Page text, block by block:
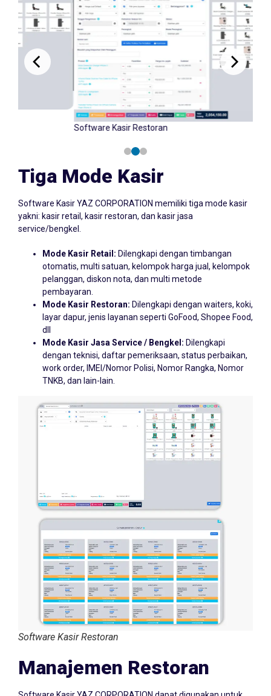
Software Kasir Retail
Tiga Mode Kasir
yakni: kasir retail, kasir restoran, dan kasir jasa
service/bengkel.
otomatis, multi satuan, kelompok harga jual, kelompok
pelanggan, diskon nota, dan multi metode
pembayaran.
Mode Kasir Restoran:
layar dapur, jenis layanan seperti GoFood, Shopee Food,
dll
Mode Kasir Jasa Service / Bengkel:
dengan teknisi, daftar pemeriksaan, status perbaikan,
work order, IMEI/Nomor Polisi, Nomor Rangka, Nomor
TNKB, dan lain-lain.
Software Kasir Restoran
Manajemen Restoran